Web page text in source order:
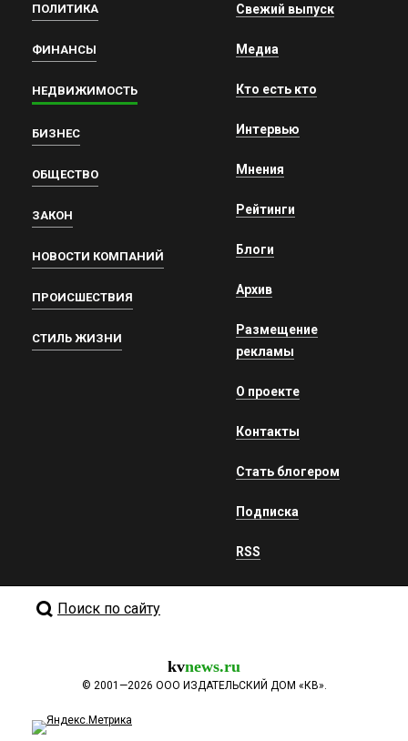
ПОЛИТИКА
ФИНАНСЫ
НЕДВИЖИМОСТЬ
БИЗНЕС
ОБЩЕСТВО
ЗАКОН
НОВОСТИ КОМПАНИЙ
ПРОИСШЕСТВИЯ
СТИЛЬ ЖИЗНИ
Свежий выпуск
Медиа
Кто есть кто
Интервью
Мнения
Рейтинги
Блоги
Архив
Размещение
рекламы
О проекте
Контакты
Стать блогером
Подписка
RSS
Поиск по сайту
kvnews.ru
© 2001—2026 ООО ИЗДАТЕЛЬСКИЙ ДОМ «КВ».